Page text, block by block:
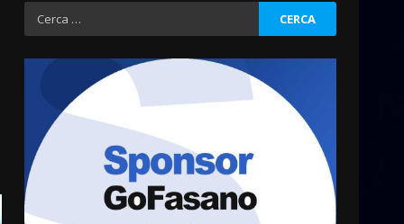
Ricerca
per:
escluso dal campionato
5 Agosto 2026 17:30